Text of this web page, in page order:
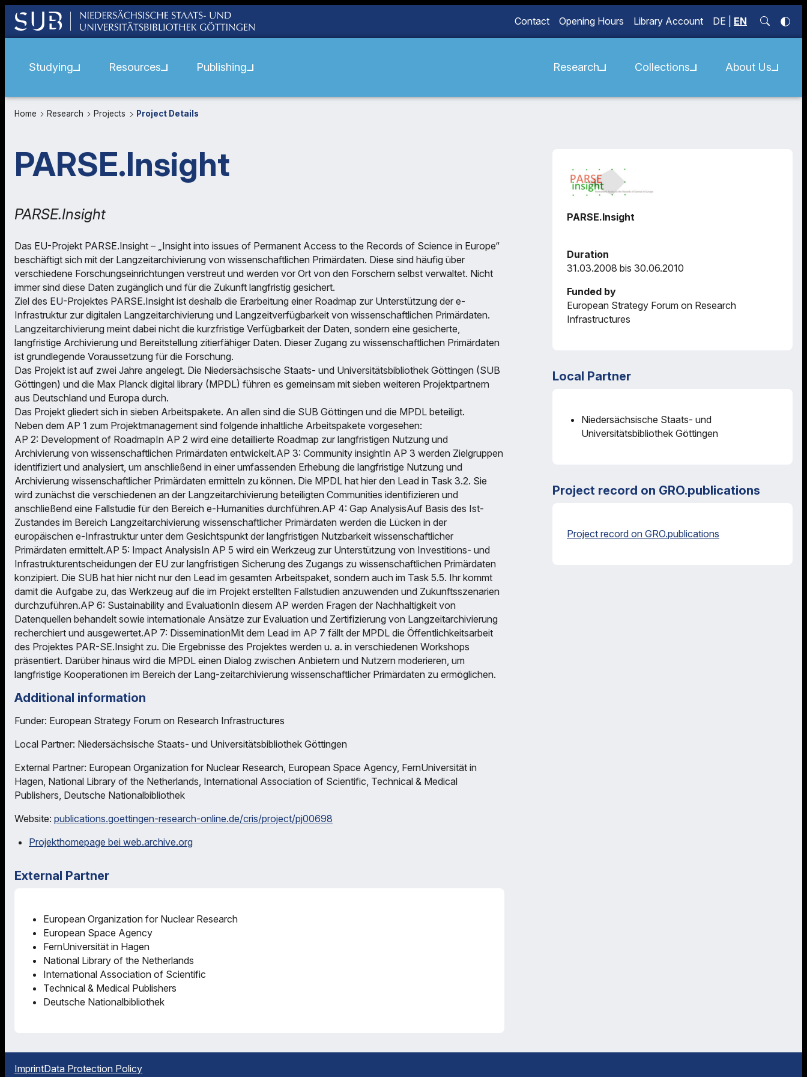
Contact Opening Hours Library Account DE EN
Studying Resources Publishing Research Collections About Us
Home Research Projects Project Details
PARSE.Insight
PARSE.Insight
Das EU-Projekt PARSE.Insight – „Insight into issues of Permanent Access to the Records of Science in Europe“
beschäftigt sich mit der Langzeitarchivierung von wissenschaftlichen Primärdaten. Diese sind häufig über
verschiedene Forschungseinrichtungen verstreut und werden vor Ort von den Forschern selbst verwaltet. Nicht
immer sind diese Daten zugänglich und für die Zukunft langfristig gesichert.
Ziel des EU-Projektes PARSE.Insight ist deshalb die Erarbeitung einer Roadmap zur Unterstützung der e-
Infrastruktur zur digitalen Langzeitarchivierung und Langzeitverfügbarkeit von wissenschaftlichen Primärdaten.
Langzeitarchivierung meint dabei nicht die kurzfristige Verfügbarkeit der Daten, sondern eine gesicherte,
langfristige Archivierung und Bereitstellung zitierfähiger Daten. Dieser Zugang zu wissenschaftlichen Primärdaten
ist grundlegende Voraussetzung für die Forschung.
Das Projekt ist auf zwei Jahre angelegt. Die Niedersächsische Staats- und Universitätsbibliothek Göttingen (SUB
Göttingen) und die Max Planck digital library (MPDL) führen es gemeinsam mit sieben weiteren Projektpartnern
aus Deutschland und Europa durch.
Das Projekt gliedert sich in sieben Arbeitspakete. An allen sind die SUB Göttingen und die MPDL beteiligt.
Neben dem AP 1 zum Projektmanagement sind folgende inhaltliche Arbeitspakete vorgesehen:
AP 2: Development of RoadmapIn AP 2 wird eine detaillierte Roadmap zur langfristigen Nutzung und
Archivierung von wissenschaftlichen Primärdaten entwickelt.AP 3: Community insightIn AP 3 werden Zielgruppen
identifiziert und analysiert, um anschließend in einer umfassenden Erhebung die langfristige Nutzung und
Archivierung wissenschaftlicher Primärdaten ermitteln zu können. Die MPDL hat hier den Lead in Task 3.2. Sie
wird zunächst die verschiedenen an der Langzeitarchivierung beteiligten Communities identifizieren und
anschließend eine Fallstudie für den Bereich e-Humanities durchführen.AP 4: Gap AnalysisAuf Basis des Ist-
Zustandes im Bereich Langzeitarchivierung wissenschaftlicher Primärdaten werden die Lücken in der
europäischen e-Infrastruktur unter dem Gesichtspunkt der langfristigen Nutzbarkeit wissenschaftlicher
Primärdaten ermittelt.AP 5: Impact AnalysisIn AP 5 wird ein Werkzeug zur Unterstützung von Investitions- und
Infrastrukturentscheidungen der EU zur langfristigen Sicherung des Zugangs zu wissenschaftlichen Primärdaten
konzipiert. Die SUB hat hier nicht nur den Lead im gesamten Arbeitspaket, sondern auch im Task 5.5. Ihr kommt
damit die Aufgabe zu, das Werkzeug auf die im Projekt erstellten Fallstudien anzuwenden und Zukunftsszenarien
durchzuführen.AP 6: Sustainability and EvaluationIn diesem AP werden Fragen der Nachhaltigkeit von
Datenquellen behandelt sowie internationale Ansätze zur Evaluation und Zertifizierung von Langzeitarchivierung
recherchiert und ausgewertet.AP 7: DisseminationMit dem Lead im AP 7 fällt der MPDL die Öffentlichkeitsarbeit
des Projektes PAR-SE.Insight zu. Die Ergebnisse des Projektes werden u. a. in verschiedenen Workshops
präsentiert. Darüber hinaus wird die MPDL einen Dialog zwischen Anbietern und Nutzern moderieren, um
langfristige Kooperationen im Bereich der Lang-zeitarchivierung wissenschaftlicher Primärdaten zu ermöglichen.
Additional information
Funder: European Strategy Forum on Research Infrastructures
Local Partner: Niedersächsische Staats- und Universitätsbibliothek Göttingen
External Partner: European Organization for Nuclear Research, European Space Agency, FernUniversität in
Hagen, National Library of the Netherlands, International Association of Scientific, Technical & Medical
Publishers, Deutsche Nationalbibliothek
Website: publications.goettingen-research-online.de/cris/project/pj00698
Projekthomepage bei web.archive.org
External Partner
European Organization for Nuclear Research
European Space Agency
FernUniversität in Hagen
National Library of the Netherlands
International Association of Scientific
Technical & Medical Publishers
Deutsche Nationalbibliothek
PARSE.Insight
Duration
31.03.2008 bis 30.06.2010
Funded by
European Strategy Forum on Research
Infrastructures
Local Partner
Niedersächsische Staats- und
Universitätsbibliothek Göttingen
Project record on GRO.publications
Project record on GRO.publications
ImprintData Protection Policy